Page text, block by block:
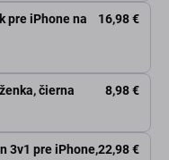
pre iPhone na
16,98 €
čierna 8,98 €
3v1 pre iPhone,22,98 €